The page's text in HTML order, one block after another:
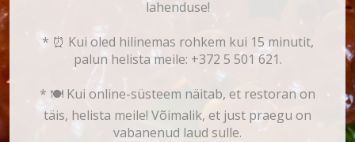
lahenduse!
* ⏰ Kui oled hilinemas rohkem kui 15 minutit,
palun helista meile: +372 5 501 621.
* 🍽️ Kui online-süsteem näitab, et restoran on
täis, helista meile! Võimalik, et just praegu on
vabanenud laud sulle.